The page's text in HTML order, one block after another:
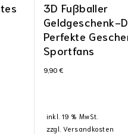
3D Fußballer
Geldgeschenk-
Perfekte
Sportfans
9,90€
inkl. 19 % MwSt.
zzgl. Versandkosten